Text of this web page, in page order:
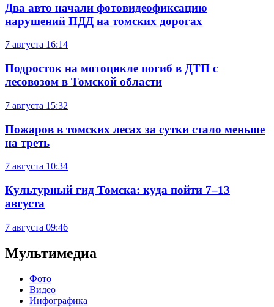
Два авто начали фотовидеофиксацию
нарушений ПДД на томских дорогах
7 августа 16:14
Подросток на мотоцикле погиб в ДТП с
лесовозом в Томской области
7 августа 15:32
Пожаров в томских лесах за сутки стало меньше
на треть
7 августа 10:34
Культурный гид Томска: куда пойти 7–13
августа
7 августа 09:46
Мультимедиа
Фото
Видео
Инфографика